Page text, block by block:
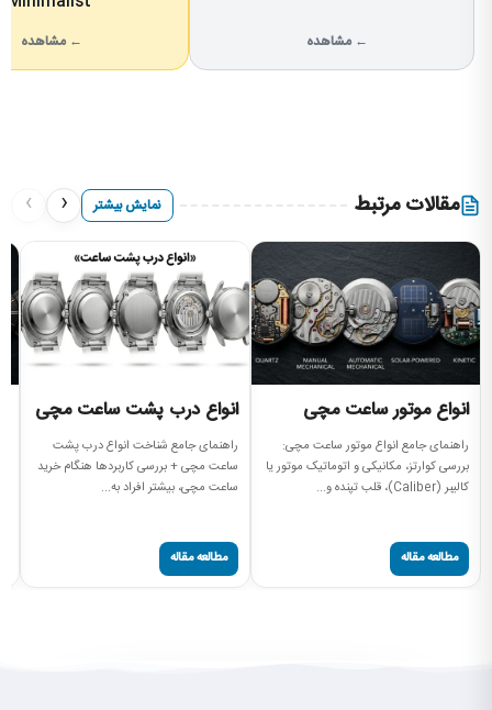
← مشاهده ← مشاهده
مقالات مرتبط نمایش بیشتر ‹
›
انواع موتور ساعت مچی
راهنمای جامع انواع موتور ساعت مچی:
بررسی کوارتز، مکانیکی و اتوماتیک موتور یا
کالیبر (Caliber)، قلب تپنده و...
مطالعه مقاله
انواع درب پشت ساعت مچی
راهنمای جامع شناخت انواع درب پشت
ساعت مچی + بررسی کاربردها هنگام خرید
ساعت مچی، بیشتر افراد به...
مطالعه مقاله